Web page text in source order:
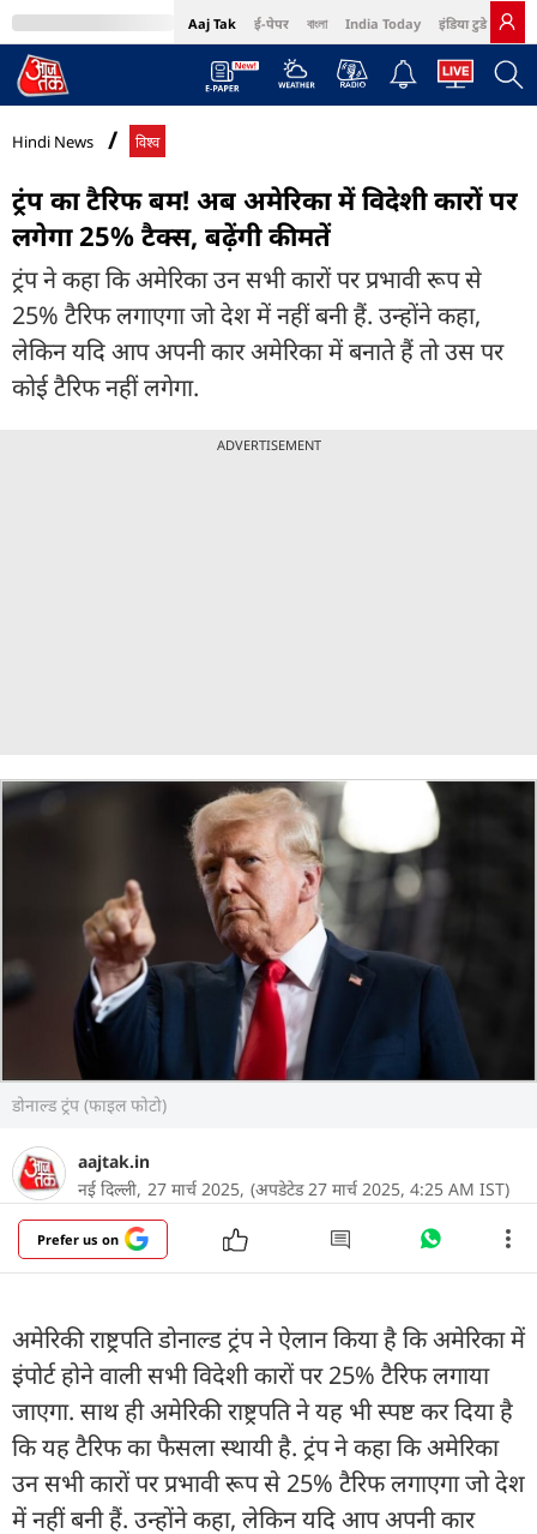
Aaj Tak ई-पेपर বাংলা India Today इंडिया टुडे हिंदी
MumbaiTak Cosmopolitan Harper's Bazaar Northeast
Hindi News विश्व
ट्रंप का टैरिफ बम! अब अमेरिका में विदेशी कारों पर
लगेगा 25% टैक्स, बढ़ेंगी कीमतें
ट्रंप ने कहा कि अमेरिका उन सभी कारों पर प्रभावी रूप से
25% टैरिफ लगाएगा जो देश में नहीं बनी हैं. उन्होंने कहा,
लेकिन यदि आप अपनी कार अमेरिका में बनाते हैं तो उस पर
कोई टैरिफ नहीं लगेगा.
ADVERTISEMENT
डोनाल्ड ट्रंप (फाइल फोटो)
aajtak.in
नई दिल्ली, 27 मार्च 2025, (अपडेटेड 27 मार्च 2025, 4:25 AM IST)
Prefer us on
अमेरिकी राष्ट्रपति डोनाल्ड ट्रंप ने ऐलान किया है कि अमेरिका में
इंपोर्ट होने वाली सभी विदेशी कारों पर 25% टैरिफ लगाया
जाएगा. साथ ही अमेरिकी राष्ट्रपति ने यह भी स्पष्ट कर दिया है
कि यह टैरिफ का फैसला स्थायी है. ट्रंप ने कहा कि अमेरिका
उन सभी कारों पर प्रभावी रूप से 25% टैरिफ लगाएगा जो देश
में नहीं बनी हैं. उन्होंने कहा, लेकिन यदि आप अपनी कार